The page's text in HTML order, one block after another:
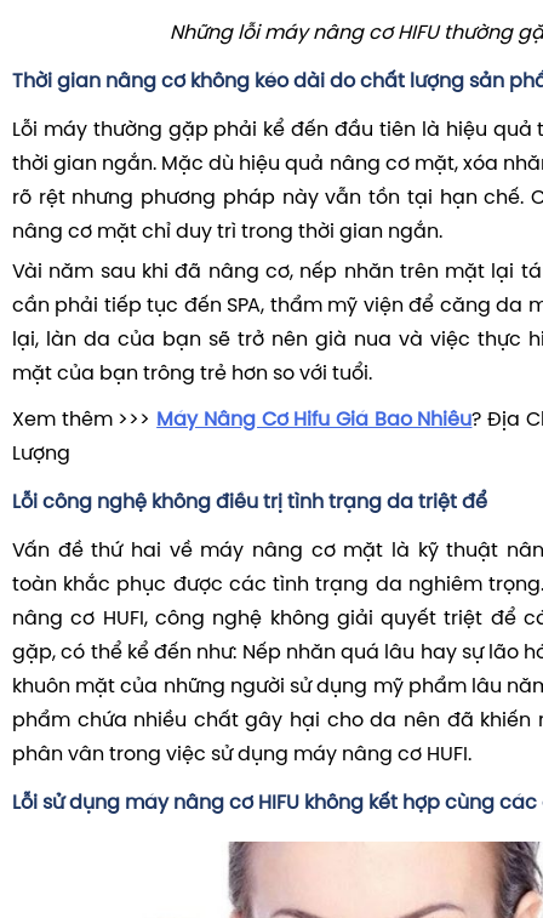
Những lỗi máy nâng cơ HIFU thường
Thời gian nâng cơ không kéo dài do chất lượng sản
Lỗi máy thường gặp phải kể đến đầu tiên là hiệu quả
thời gian ngắn. Mặc dù hiệu quả nâng cơ mặt, xóa
rõ rệt nhưng phương pháp này vẫn tồn tại hạn chế.
nâng cơ mặt chỉ duy trì trong thời gian ngắn.
Vài năm sau khi đã nâng cơ, nếp nhăn trên mặt lại
cần phải tiếp tục đến SPA, thẩm mỹ viện để căng da
lại, làn da của bạn sẽ trở nên già nua và việc thực
mặt của bạn trông trẻ hơn so với tuổi.
Xem thêm >>> Máy Nâng Cơ Hifu Giá Bao Nhiêu? Địa
Lượng
Lỗi công nghệ không điều trị tình trạng da triệt để
Vấn đề thứ hai về máy nâng cơ mặt là kỹ thuật
toàn khắc phục được các tình trạng da nghiêm
nâng cơ HUFI, công nghệ không giải quyết triệt để
gặp, có thể kể đến như: Nếp nhăn quá lâu hay sự lão
khuôn mặt của những người sử dụng mỹ phẩm lâu
phẩm chứa nhiều chất gây hại cho da nên đã khiến
phân vân trong việc sử dụng máy nâng cơ HUFI.
Lỗi sử dụng máy nâng cơ HIFU không kết hợp cùng